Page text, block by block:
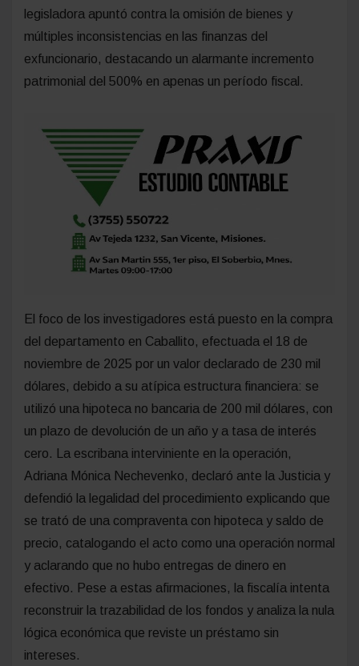
legisladora apuntó contra la omisión de bienes y
múltiples inconsistencias en las finanzas del
exfuncionario, destacando un alarmante incremento
patrimonial del 500% en apenas un período fiscal.
El foco de los investigadores está puesto en la compra
del departamento en Caballito, efectuada el 18 de
noviembre de 2025 por un valor declarado de 230 mil
dólares, debido a su atípica estructura financiera: se
utilizó una hipoteca no bancaria de 200 mil dólares, con
un plazo de devolución de un año y a tasa de interés
cero. La escribana interviniente en la operación,
Adriana Mónica Nechevenko, declaró ante la Justicia y
defendió la legalidad del procedimiento explicando que
se trató de una compraventa con hipoteca y saldo de
precio, catalogando el acto como una operación normal
y aclarando que no hubo entregas de dinero en
efectivo. Pese a estas afirmaciones, la fiscalía intenta
reconstruir la trazabilidad de los fondos y analiza la nula
lógica económica que reviste un préstamo sin
intereses.